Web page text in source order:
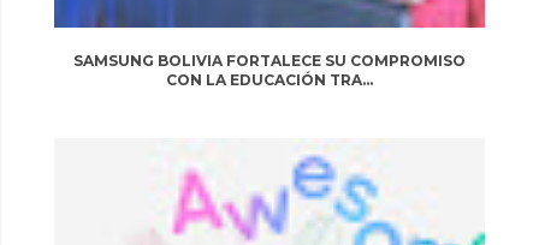
SAMSUNG BOLIVIA FORTALECE SU COMPROMISO
CON LA EDUCACIÓN TRA...